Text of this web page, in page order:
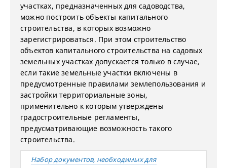
участках, предназначенных для садоводства,
можно построить объекты капитального
строительства, в которых возможно
зарегистрироваться. При этом строительство
объектов капитального строительства на садовых
земельных участках допускается только в случае,
если такие земельные участки включены в
предусмотренные правилами землепользования и
застройки территориальные зоны,
применительно к которым утверждены
градостроительные регламенты,
предусматривающие возможность такого
строительства.
Набор документов, необходимых для